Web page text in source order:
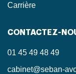
Carrière
CONTACTEZ-
01 45 49 48 49
cabinet@seban-